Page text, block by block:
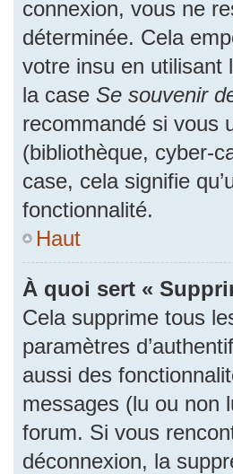
connexion, vous ne
déterminée. Cela
votre insu en utilisant
la case Se souvenir
recommandé si vous
(bibliothèque, cyber-
case, cela signifie
fonctionnalité.
Haut
À quoi sert «
Cela supprime tous
paramètres
aussi des
messages (lu ou non
forum. Si vous
déconnexion, la